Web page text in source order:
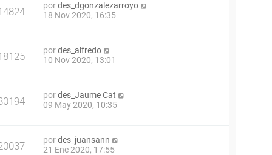
pordes_dgonzalezarroyo
18 Nov 2020, 16:35
pordes_alfredo
10 Nov 2020, 13:01
pordes_Jaume Cat
09 May 2020, 10:35
pordes_juansann
21 Ene 2020, 17:55